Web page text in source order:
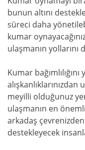
bunun altını
süreci daha
kumar
ulaşmanın yollarını
Kumar
meyilli olduğunuz
ulaşmanın en
arkadaş
destekleyecek